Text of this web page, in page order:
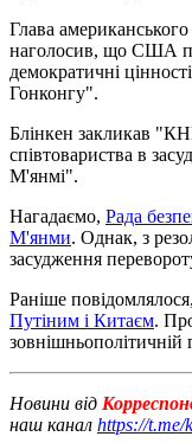
Глава
наголосив, що США
демократичні
Гонконгу".
Блінкен закликав
співтовариства в
М'янмі".
Нагадаємо, Рада
М'янми. Однак, з
засудження
Раніше
Путіним і Китаєм.
зовнішньополітичній
Новини від
наш канал https://t.me/